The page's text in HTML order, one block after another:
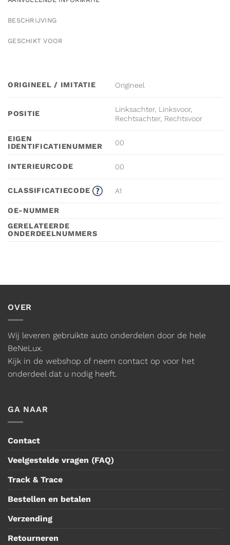
BESCHRIJVING
GESCHIKT VOOR
ORIGINEEL / IMITATIE Origineel
POSITIE
Linksachter, Linksvoor,
Rechtsachter, Rechtsvoor
EIGEN
IDENTIFICATIENUMMER
00
INTERIEURCODE 00
CLASSIFICATIECODE A1
OE-NUMMER
GERELATEERDE
ONDERDEELNUMMERS
OVER
Wij leveren gebruikte auto onderdelen door de hele
BeNeLux.
Kijk in de webshop of neem contact op voor het
onderdeel dat u nodig heeft.
GA NAAR
Contact
Veelgestelde vragen (FAQ)
Track & Trace
Bestellen en betalen
Verzending
Retourneren